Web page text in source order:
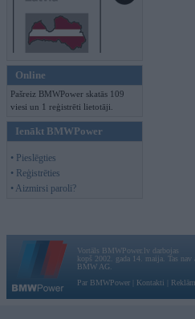
Online
Pašreiz BMWPower skatās 109
viesi un 1 reģistrēti lietotāji.
Ienākt BMWPower
• Pieslēgties
• Reģistrēties
• Aizmirsi paroli?
Vortāls BMWPower.lv darbojas
kopš 2002. gada 14. maija. Tas
BMW AG.
Par BMWPower
Kontakti